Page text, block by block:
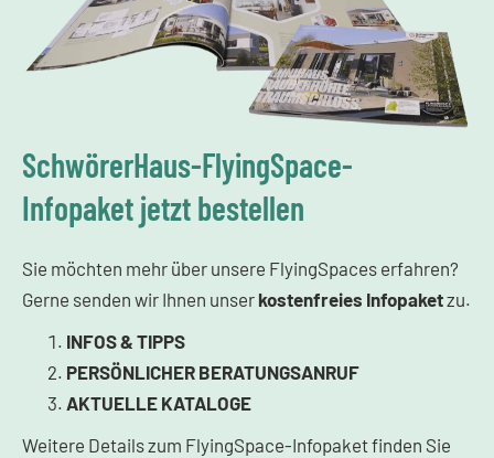
SchwörerHaus-FlyingSpace-
Infopaket jetzt bestellen
Sie möchten mehr über unsere FlyingSpaces erfahren?
Gerne senden wir Ihnen unser kostenfreies Infopaketzu.
INFOS & TIPPS
PERSÖNLICHER BERATUNGSANRUF
AKTUELLE KATALOGE
Weitere Details zum FlyingSpace-Infopaket finden Sie